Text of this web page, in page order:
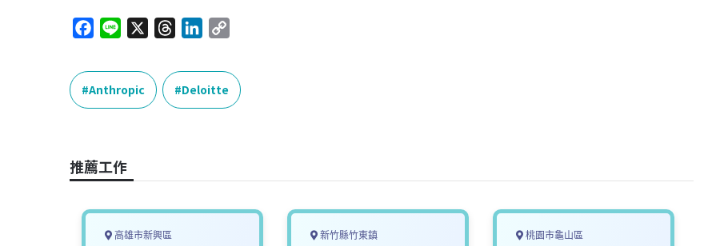
c
e
b
k
n
e
r
e
a
n
k
e
p
L
Anthropic Deloitte
推薦工作
高雄市新興區 新竹縣竹東鎮 桃園市龜山區